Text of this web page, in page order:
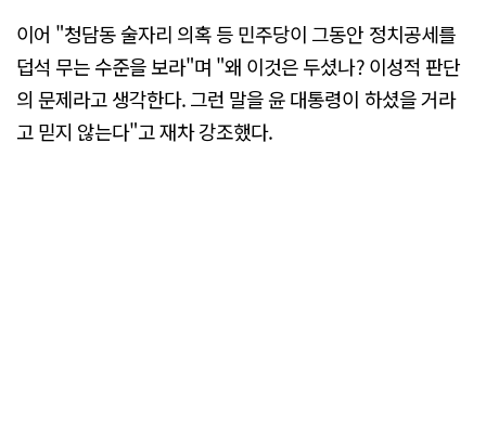
이어 "청담동 술자리 의혹 등 민주당이 그동안 정치공세를
덥석 무는 수준을 보라"며 "왜 이것은 두셨나? 이성적 판단
의 문제라고 생각한다. 그런 말을 윤 대통령이 하셨을 거라
고 믿지 않는다"고 재차 강조했다.